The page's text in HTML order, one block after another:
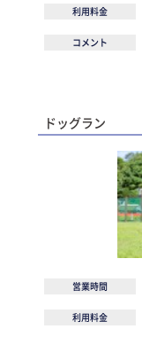
利用料金
コメント
ドッグラン
営業時間
利用料金